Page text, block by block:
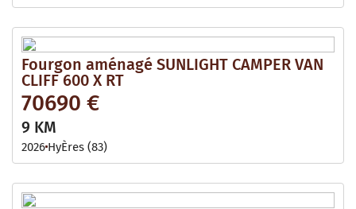
Fourgon aménagé SUNLIGHT CAMPER VAN
CLIFF 600 X RT
70690 €
9 KM
2026 HyÈres (83)